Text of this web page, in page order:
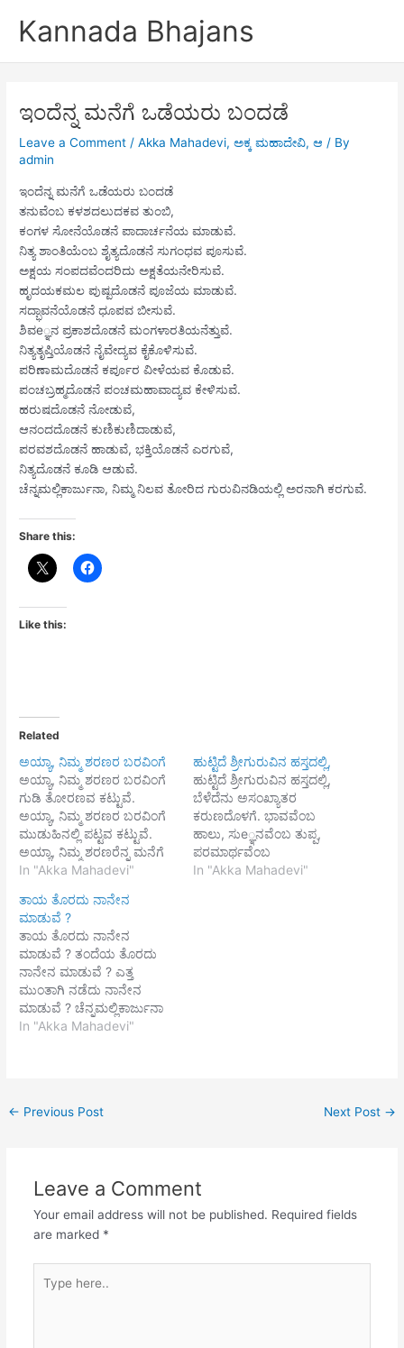
Kannada Bhajans
ಇಂದೆನ್ನ ಮನೆಗೆ ಒಡೆಯರು ಬಂದಡೆ
Leave a Comment /Akka Mahadevi,ಅಕ್ಕ ಮಹಾದೇವಿ,ಆ / By
admin
ಇಂದೆನ್ನ ಮನೆಗೆ ಒಡೆಯರು ಬಂದಡೆ
ತನುವೆಂಬ ಕಳಶದಲುದಕವ ತುಂಬಿ,
ಕಂಗಳ ಸೋನೆಯೊಡನೆ ಪಾದಾರ್ಚನೆಯ ಮಾಡುವೆ.
ನಿತ್ಯ ಶಾಂತಿಯೆಂಬ ಶೈತ್ಯದೊಡನೆ ಸುಗಂಧವ ಪೂಸುವೆ.
ಅಕ್ಷಯ ಸಂಪದವೆಂದರಿದು ಅಕ್ಷತೆಯನೇರಿಸುವೆ.
ಹೃದಯಕಮಲ ಪುಷ್ಪದೊಡನೆ ಪೂಜೆಯ ಮಾಡುವೆ.
ಸದ್ಭಾವನೆಯೊಡನೆ ಧೂಪವ ಬೀಸುವೆ.
ಶಿವe್ಞನ ಪ್ರಕಾಶದೊಡನೆ ಮಂಗಳಾರತಿಯನೆತ್ತುವೆ.
ನಿತ್ಯತೃಪ್ತಿಯೊಡನೆ ನೈವೇದ್ಯವ ಕೈಕೊಳಿಸುವೆ.
ಪರಿಣಾಮದೊಡನೆ ಕರ್ಪೂರ ವೀಳೆಯವ ಕೊಡುವೆ.
ಪಂಚಬ್ರಹ್ಮದೊಡನೆ ಪಂಚಮಹಾವಾದ್ಯವ ಕೇಳಿಸುವೆ.
ಹರುಷದೊಡನೆ ನೋಡುವೆ,
ಆನಂದದೊಡನೆ ಕುಣಿಕುಣಿದಾಡುವೆ,
ಪರವಶದೊಡನೆ ಹಾಡುವೆ, ಭಕ್ತಿಯೊಡನೆ ಎರಗುವೆ,
ನಿತ್ಯದೊಡನೆ ಕೂಡಿ ಆಡುವೆ.
ಚೆನ್ನಮಲ್ಲಿಕಾರ್ಜುನಾ, ನಿಮ್ಮ ನಿಲವ ತೋರಿದ ಗುರುವಿನಡಿಯಲ್ಲಿ ಅರನಾಗಿ ಕರಗುವೆ.
Share this:
Like this:
Related
ಅಯ್ಯಾ, ನಿಮ್ಮ ಶರಣರ ಬರವಿಂಗೆ
ಅಯ್ಯಾ, ನಿಮ್ಮ ಶರಣರ ಬರವಿಂಗೆ
ಗುಡಿ ತೋರಣವ ಕಟ್ಟುವೆ.
ಅಯ್ಯಾ, ನಿಮ್ಮ ಶರಣರ ಬರವಿಂಗೆ
ಮುಡುಹಿನಲ್ಲಿ ಪಟ್ಟವ ಕಟ್ಟುವೆ.
ಅಯ್ಯಾ, ನಿಮ್ಮ ಶರಣರೆನ್ನ ಮನೆಗೆ
ಬಂದಡೆ, ಅವರ ಶ್ರೀಪಾದವನೆನ್ನ
ಬಗೆದಿಟ್ಟುಕೊಂಬೆ,ಕಾಣಾ
ಚೆನ್ನಮಲ್ಲಿಕಾರ್ಜುನಾ.
In "Akka Mahadevi"
ಹುಟ್ಟಿದೆ ಶ್ರೀಗುರುವಿನ ಹಸ್ತದಲ್ಲಿ,
ಹುಟ್ಟಿದೆ ಶ್ರೀಗುರುವಿನ ಹಸ್ತದಲ್ಲಿ,
ಬೆಳೆದೆನು ಅಸಂಖ್ಯಾತರ
ಕರುಣದೊಳಗೆ. ಭಾವವೆಂಬ
ಹಾಲು, ಸುe್ಞನವೆಂಬ ತುಪ್ಪ,
ಪರಮಾರ್ಥವೆಂಬ
ಸಕ್ಕರೆಯನಿಕ್ಕಿದರು ನೋಡಾ.
In "Akka Mahadevi"
ತಾಯ ತೊರದು ನಾನೇನ
ಮಾಡುವೆ ?
ತಾಯ ತೊರದು ನಾನೇನ
ಮಾಡುವೆ ? ತಂದೆಯ ತೊರದು
ನಾನೇನ ಮಾಡುವೆ ? ಎತ್ತ
ಮುಂತಾಗಿ ನಡೆದು ನಾನೇನ
ಮಾಡುವೆ ? ಚೆನ್ನಮಲ್ಲಿಕಾರ್ಜುನಾ
ನೀನೊಲಿಯದನ್ನಕ್ಕರ ?
In "Akka Mahadevi"
← Previous Post Next Post →
Leave a Comment
Your email address will not be published. Required fields
are marked *
here..